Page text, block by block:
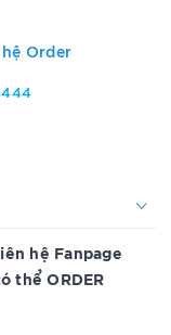
Order
hệ Fanpage
thể ORDER